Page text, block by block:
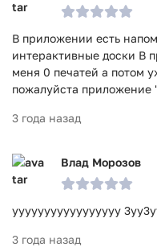
В приложении есть
интерактивные доски В
меня 0 печатей а потом
пожалуйста приложение
3 года назад
Влад Морозов
ууууууууууууууууу
3 года назад